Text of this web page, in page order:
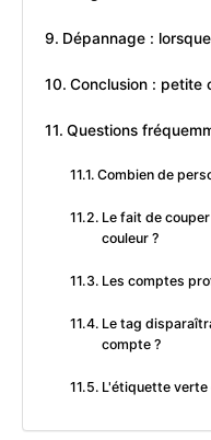
Dépannage :
Conclusion : petite
Questions
Combien de
Le fait de
couleur ?
Les comptes
Le tag
compte ?
L'étiquette verte